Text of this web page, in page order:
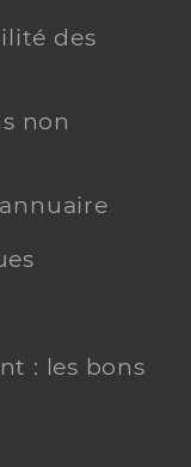
des
non
: les bons